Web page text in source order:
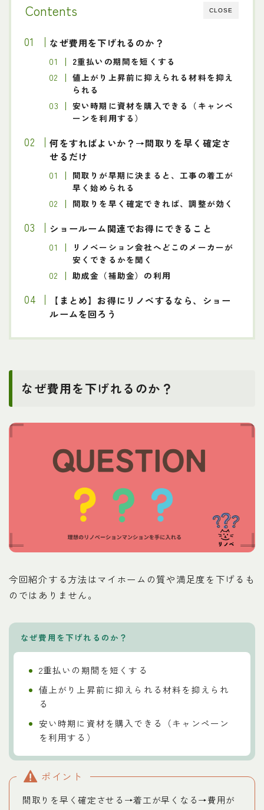
CLOSE
Contents
なぜ費用を下げれるのか？
2重払いの期間を短くする
値上がり上昇前に抑えられる材料を抑え
られる
安い時期に資材を購入できる（キャンペ
ーンを利用する）
何をすればよいか？→間取りを早く確定さ
せるだけ
間取りが早期に決まると、工事の着工が
早く始められる
間取りを早く確定できれば、調整が効く
ショールーム関連でお得にできること
リノベーション会社へどこのメーカーが
安くできるかを聞く
助成金（補助金）の利用
【まとめ】お得にリノベするなら、ショー
ルームを回ろう
なぜ費用を下げれるのか？
今回紹介する方法はマイホームの質や満足度を下げるも
のではありません。
なぜ費用を下げれるのか ？
2重払いの期間を短くする
値上がり上昇前に抑えられる材料を抑えられ
る
安い時期に資材を購入できる（キャンペーン
を利用する）
ポイント
間取りを早く確定させる→着工が早くなる→費用が